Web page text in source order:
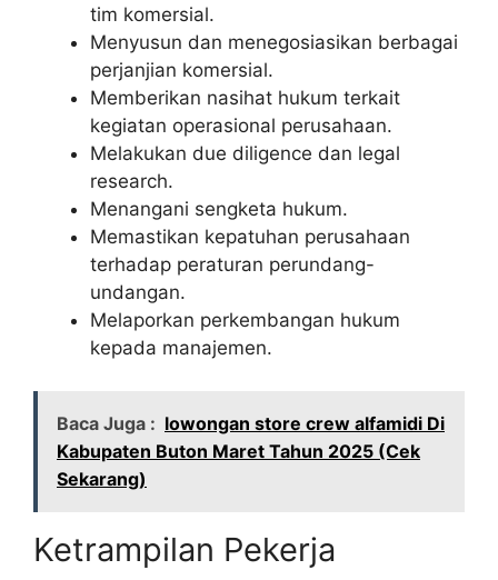
tim komersial.
Menyusun dan menegosiasikan berbagai
perjanjian komersial.
Memberikan nasihat hukum terkait
kegiatan operasional perusahaan.
Melakukan due diligence dan legal
research.
Menangani sengketa hukum.
Memastikan kepatuhan perusahaan
terhadap peraturan perundang-
undangan.
Melaporkan perkembangan hukum
kepada manajemen.
Baca Juga : lowongan store crew alfamidi Di
Kabupaten Buton Maret Tahun 2025 (Cek
Sekarang)
Ketrampilan Pekerja